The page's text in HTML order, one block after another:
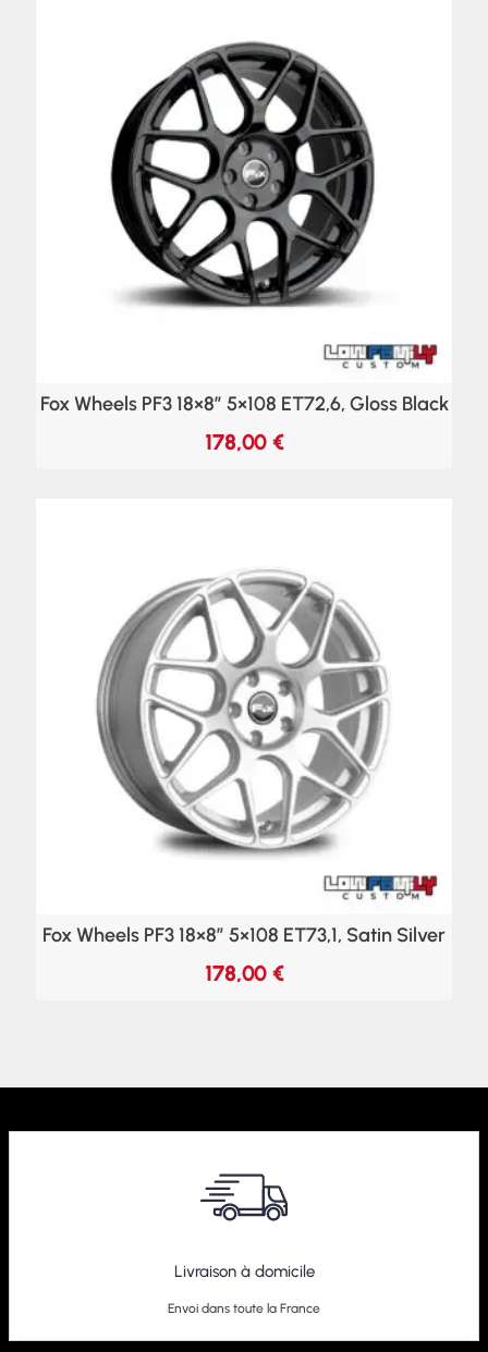
Fox Wheels PF3 18×8″ 5×108 ET72,6, Gloss Black
178,00 €
Fox Wheels PF3 18×8″ 5×108 ET73,1, Satin Silver
178,00 €
Livraison à domicile
Envoi dans toute la France